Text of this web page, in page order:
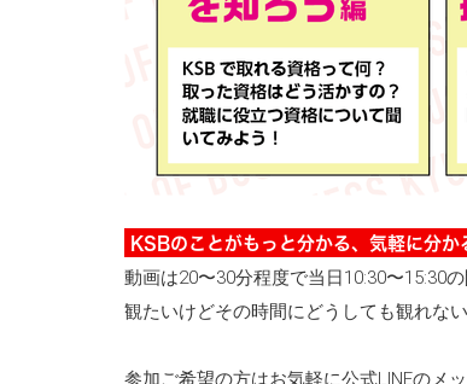
KSBのことがもっと分かる、気軽に分
動画は20〜30分程度で当日10:30〜15:30
観たいけどその時間にどうしても観れな
参加ご希望の方はお気軽に公式LINEのメ